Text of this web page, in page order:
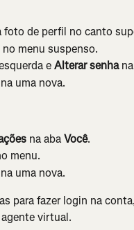
foto de perfil no canto
no menu suspenso.
e Alterar senha na
uma nova.
na aba Você.
menu.
uma nova.
para fazer login na
virtual.